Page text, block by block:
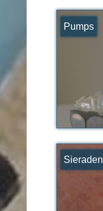
Pumps
Sieraden